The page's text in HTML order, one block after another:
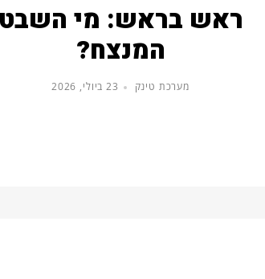
ראש בראש: מי
המנצח?
מערכת טינק 23 ביולי, 2026